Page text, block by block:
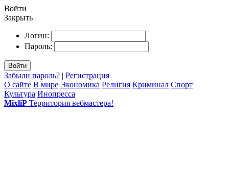
Войти
Закрыть
Логин:
Пароль:
Войти
Забыли пароль? | Регистрация
О сайте В мире Экономика Религия Криминал Спорт
Культура Инопресса
MixliP Территория вебмастера!